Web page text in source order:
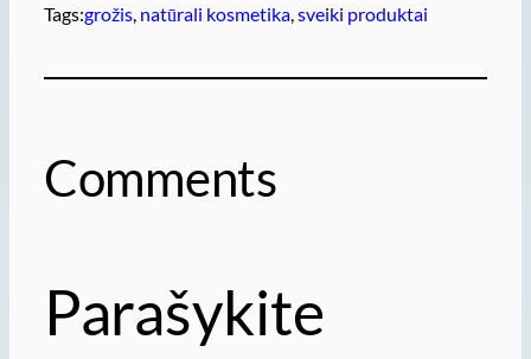
Tags:grožis, natūrali kosmetika, sveiki produktai
Comments
Parašykite